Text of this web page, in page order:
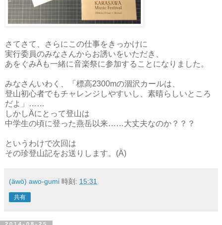
さてさて、さらにこの仕事をきっかけに
実行委員のみなさんからお誘いをいただき、
あをぐみÄも一緒に音楽祭に参加することになりました。
みなさんいわく、「標高2300mの涸沢カールは、
登山初心者でもチャレンジしやすいし、素晴らしいところ
だよ」……
しかしÄにとって登山は
中学生の頃に登った燕岳以来……大丈夫なのか？？？
というわけで次回は
その珍登山記をお送りします。(Ä)
(äwö) awo-gumi 時刻: 15:31
共有